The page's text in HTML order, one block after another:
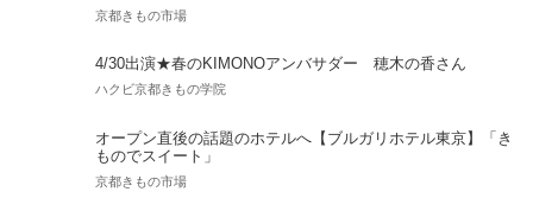
京都きもの市場
4/30出演★春のKIMONOアンバサダー 穂木の香さん
ハクビ京都きもの学院
オープン直後の話題のホテルへ【ブルガリホテル東京】「き
ものでスイート」
京都きもの市場